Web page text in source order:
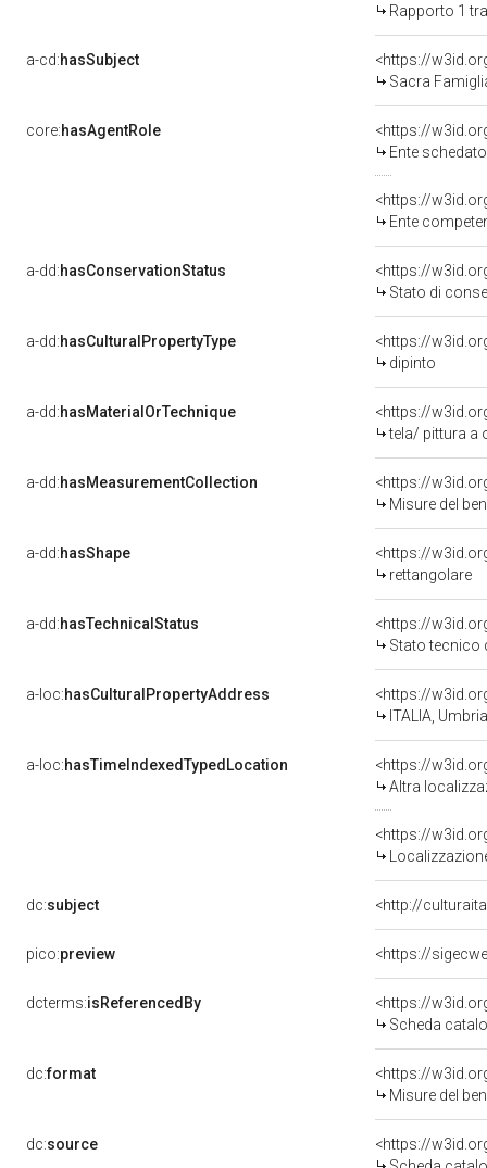
Rapporto 1
a-cd:hasSubject
<https://
Sacra
core:hasAgentRole
<https://
Ente
<https://
Ente
a-dd:hasConservationStatus
<https://
Stato di
a-dd:hasCulturalPropertyType
<https://
dipinto
a-dd:hasMaterialOrTechnique
<https://
tela/ pittura a
a-dd:hasMeasurementCollection
<https://
Misure del
a-dd:hasShape
<https://
rettangolare
a-dd:hasTechnicalStatus
<https://
Stato tecnico
a-loc:hasCulturalPropertyAddress
<https://
ITALIA,
a-loc:hasTimeIndexedTypedLocation
<https://
Altra
<https://
dc:subject <http://
pico:preview <https://
dcterms:isReferencedBy
<https://
Scheda
dc:format
<https://
Misure del
dc:source
<https://